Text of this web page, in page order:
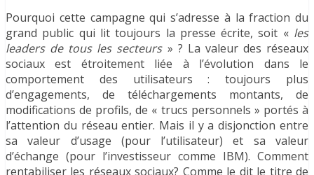
Pourquoi cette campagne qui s’adresse à la fraction du
grand public qui lit toujours la presse écrite, soit « les
leaders de tous les secteurs» ? La valeur des réseaux
sociaux est étroitement liée à l’évolution dans le
comportement des utilisateurs : toujours plus
d’engagements, de téléchargements montants, de
modifications de profils, de « trucs personnels » portés à
l’attention du réseau entier. Mais il y a disjonction entre
sa valeur d’usage (pour l’utilisateur) et sa valeur
d’échange (pour l’investisseur comme IBM). Comment
rentabiliser les réseaux sociaux? Comme le dit le titre de